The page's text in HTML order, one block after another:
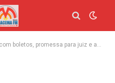
para juiz e abraço na patroa: o que se sabe sobre caso de funcionária suspeita de desviar R$ 530 mil